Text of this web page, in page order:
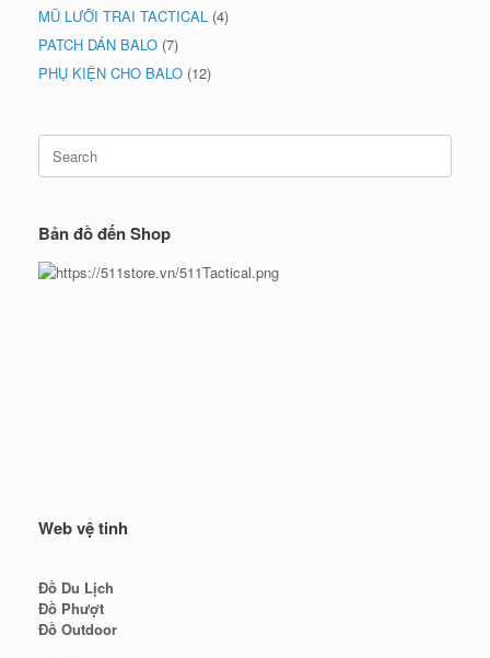
MŨ LƯỠI TRAI TACTICAL (4)
PATCH DÁN BALO (7)
PHỤ KIỆN CHO BALO (12)
Search
for:
Bản đồ đến Shop
Web vệ tinh
Đồ Du Lịch
Đồ Phượt
Đồ Outdoor